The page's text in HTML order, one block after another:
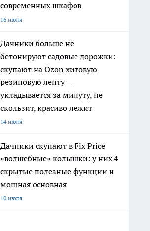
современных шкафов
16 июля
Дачники больше не
бетонируют садовые дорожки:
скупают на Ozon хитовую
резиновую ленту —
укладывается за минуту, не
скользит, красиво лежит
14 июля
Дачники скупают в Fix Price
«волшебные» колышки: у них 4
скрытые полезные функции и
мощная основная
10 июля